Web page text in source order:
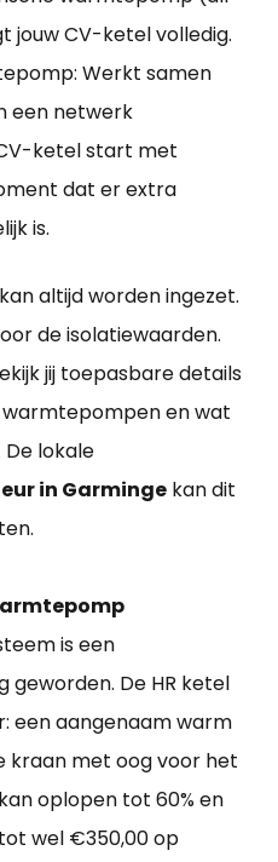
jouw CV-ketel volledig.
Werkt samen
een netwerk
ketel start met
dat er extra
is.
altijd worden ingezet.
de isolatiewaarden.
jij toepasbare details
en wat
De lokale
in Garminge kan dit
is een
geworden. De HR ketel
een aangenaam warm
kraan met oog voor het
oplopen tot 60% en
wel €350,00 op